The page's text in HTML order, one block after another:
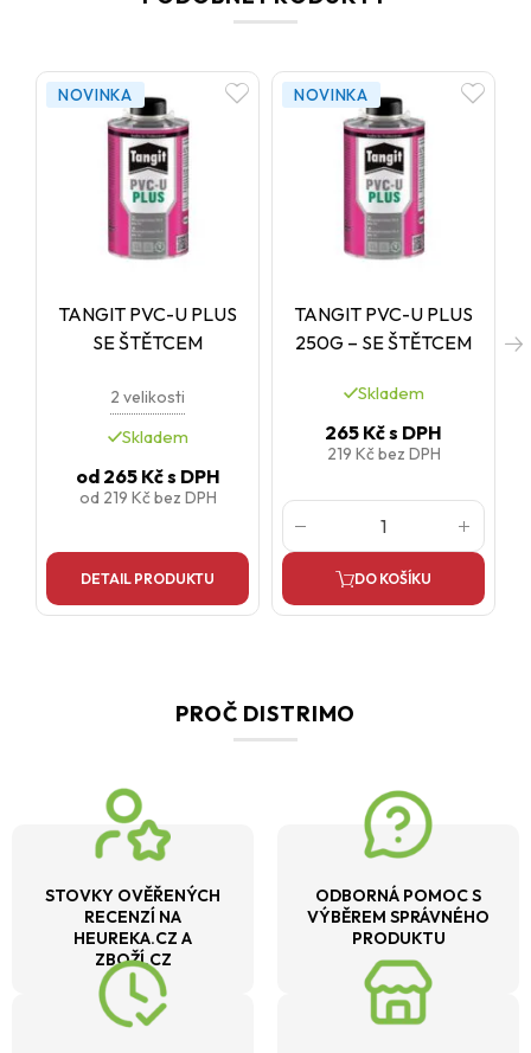
podle EN 14814 s tolerancí průměru do +0,6 mm
NOVINKA
TANGIT PVC-U PLUS
SE ŠTĚTCEM
2 velikosti
Skladem
od265 Kčs DPH
od 219 Kčbez DPH
DETAIL PRODUKTU
NOVINKA
TANGIT PVC-U PLUS
250G – SE ŠTĚTCEM
Skladem
265 Kčs DPH
219 Kčbez DPH
DO KOŠÍKU
PROČ DISTRIMO
STOVKY OVĚŘENÝCH
RECENZÍ NA
HEUREKA.CZ A
ZBOŽÍ.CZ
ODBORNÁ POMOC S
VÝBĚREM SPRÁVNÉHO
PRODUKTU